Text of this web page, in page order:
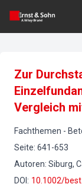
Zur
Vergleich
Fachthemen -
Seite: 641-653
Autoren: Siburg,
DOI : 10.1002/